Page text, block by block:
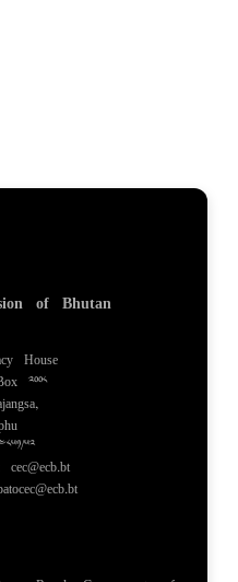
of Bhutan
House
2008
52
Royal Government of